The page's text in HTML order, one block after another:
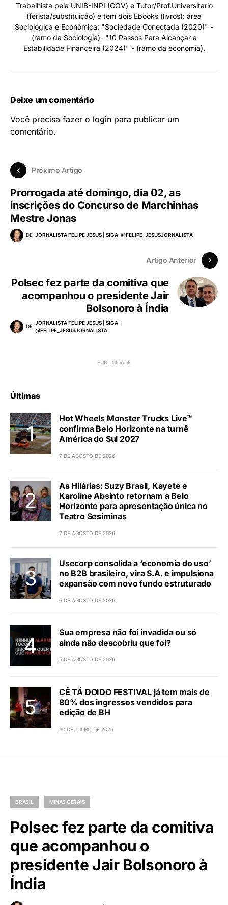
Trabalhista pela UNIB-INPI (GOV) e Tutor/Prof.Universitario
(ferista/substituição) e tem dois Ebooks (livros): área
Sociológica e Econômica: "Sociedade Conectada (2020)" -
(ramo da Sociologia)- "10 Passos Para Alcançar a
Estabilidade Financeira (2024)" - (ramo da economia).
Deixe um comentário
Você precisa fazer o login para publicar um
comentário.
Próximo Artigo
Prorrogada até domingo, dia 02, as
inscrições do Concurso de Marchinhas
Mestre Jonas
DE JORNALISTA FELIPE JESUS | SIGA: @FELIPE_JESUSJORNALISTA
Artigo Anterior
Polsec fez parte da comitiva que
acompanhou o presidente Jair
Bolsonoro à Índia
DE
JORNALISTA FELIPE JESUS | SIGA:
@FELIPE_JESUSJORNALISTA
Últimas
Hot Wheels Monster Trucks Live™
confirma Belo Horizonte na turnê
América do Sul 2027
7 DE AGOSTO DE 2026
As Hilárias: Suzy Brasil, Kayete e
Karoline Absinto retornam a Belo
Horizonte para apresentação única no
Teatro Sesiminas
7 DE AGOSTO DE 2026
Usecorp consolida a ‘economia do uso’
no B2B brasileiro, vira S.A. e impulsiona
expansão com novo fundo estruturado
6 DE AGOSTO DE 2026
Sua empresa não foi invadida ou só
ainda não descobriu que foi?
5 DE AGOSTO DE 2026
CÊ TÁ DOIDO FESTIVAL já tem mais de
80% dos ingressos vendidos para
edição de BH
30 DE JULHO DE 2026
BRASIL MINAS GERAIS
Polsec fez parte da comitiva
que acompanhou o
presidente Jair Bolsonoro à
Índia